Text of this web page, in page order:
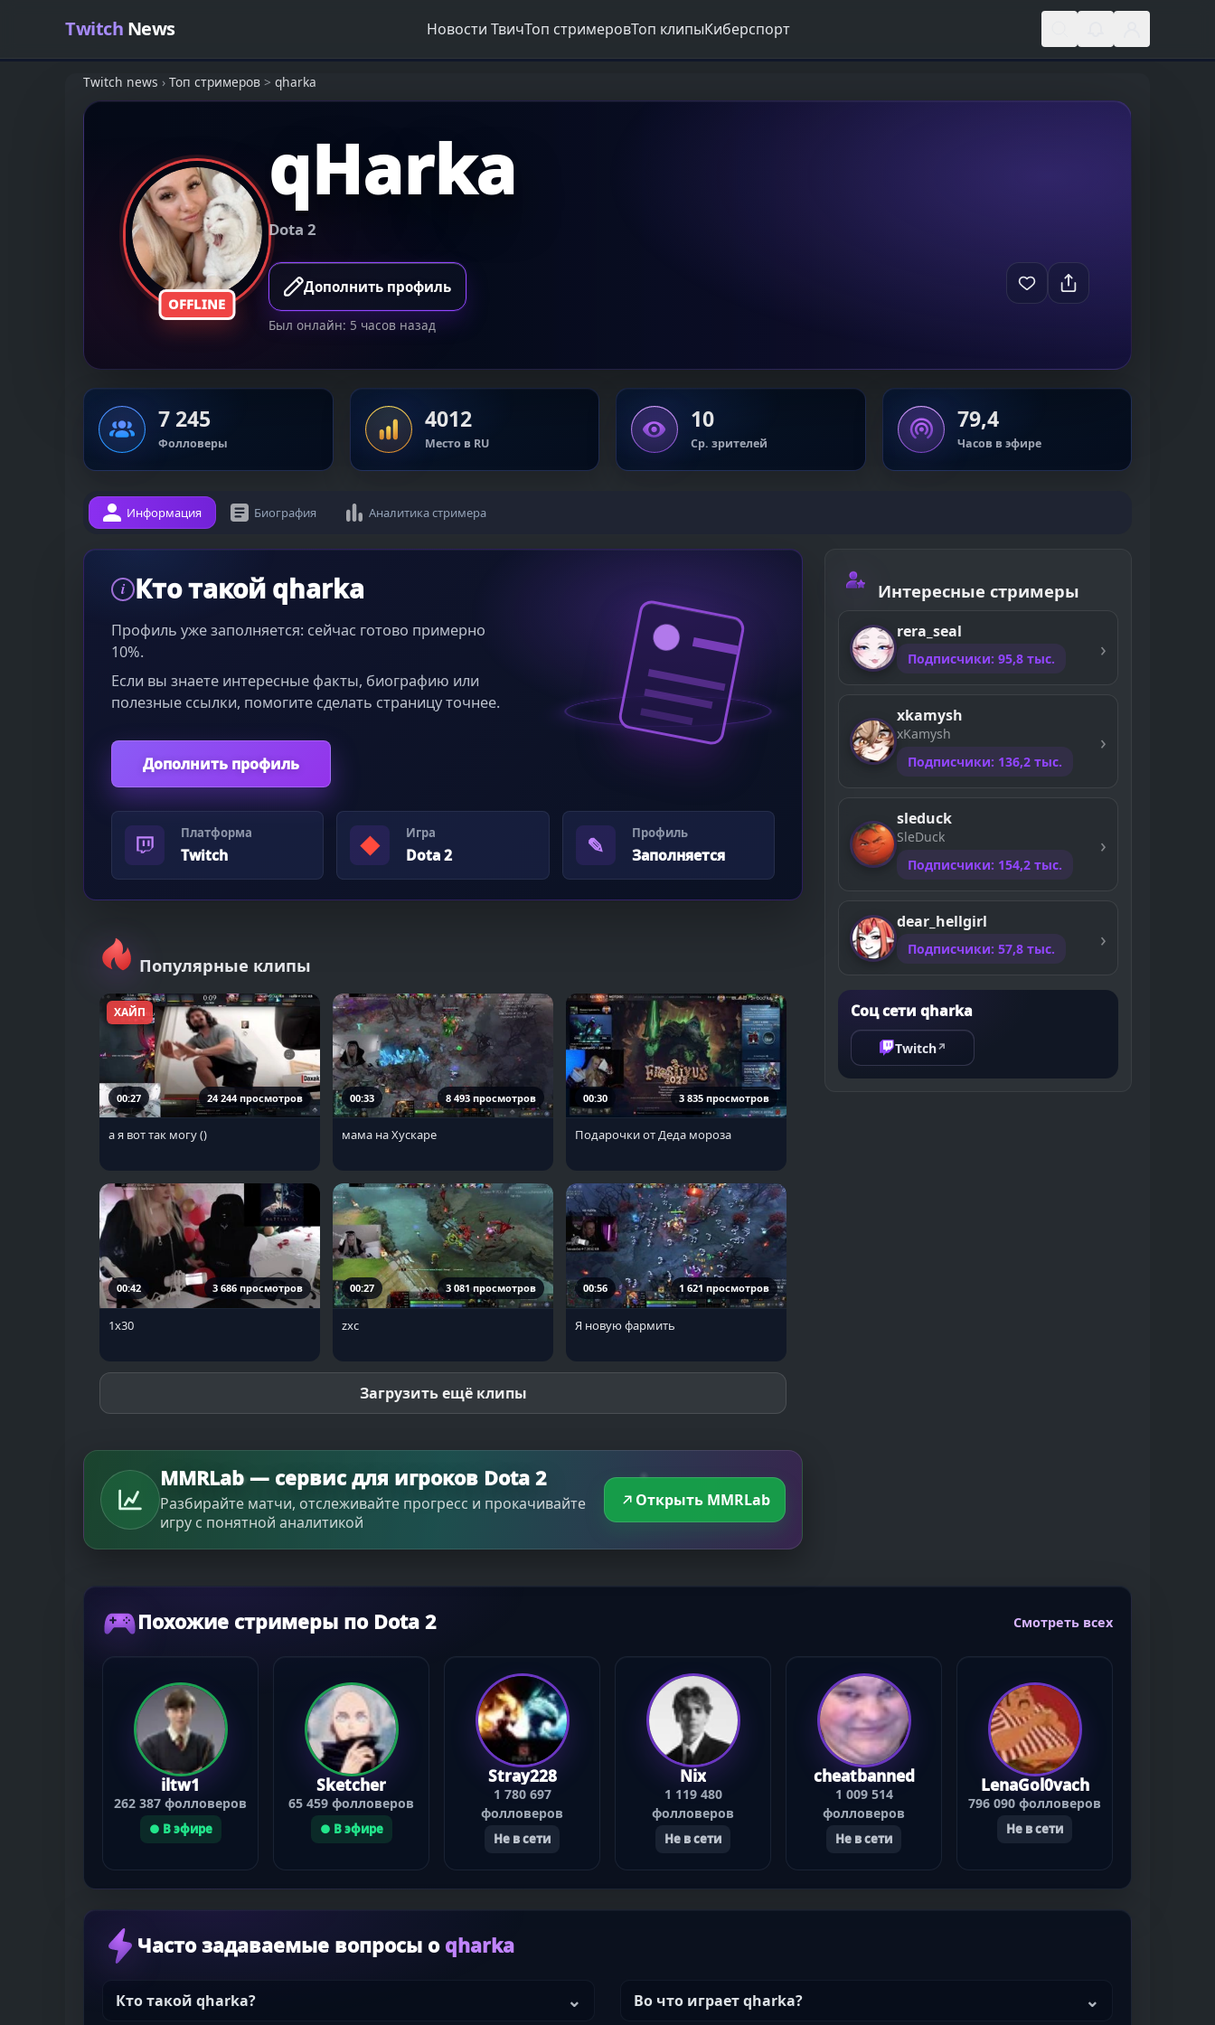
Twitch News Новости ТвичТоп стримеровТоп клипыКиберспорт
Twitch news › Топ стримеров > qharka
OFFLINE
qHarka
Dota 2
Дополнить профиль
Был онлайн: 5 часов назад
7 245
Фолловеры
4012
Место в RU
10
Ср. зрителей
79,4
Часов в эфире
Информация Биография Аналитика стримера
i Кто такой qharka
Профиль уже заполняется: сейчас готово примерно
10%.
Если вы знаете интересные факты, биографию или
полезные ссылки, помогите сделать страницу точнее.
Дополнить профиль
Платформа
Twitch ◆ Игра
Dota 2 ✎ Профиль
Заполняется
Популярные клипы
ХАЙП
00:27 24 244 просмотров
а я вот так могу ()
00:33 8 493 просмотров
мама на Хускаре
00:30 3 835 просмотров
Подарочки от Деда мороза
00:42 3 686 просмотров
1х30
00:27 3 081 просмотров
zxc
00:56 1 621 просмотров
Я новую фармить
Загрузить ещё клипы
MMRLab — сервис для игроков Dota 2
Разбирайте матчи, отслеживайте прогресс и прокачивайте
игру с понятной аналитикой
Открыть MMRLab
Интересные стримеры
rera_seal
Подписчики: 95,8 тыс.
xkamysh
xKamysh
Подписчики: 136,2 тыс.
sleduck
SleDuck
Подписчики: 154,2 тыс.
dear_hellgirl
Подписчики: 57,8 тыс.
Соц сети qharka
Twitch↗
Похожие стримеры по Dota 2 Смотреть всех
iltw1
262 387 фолловеров
● В эфире
Sketcher
65 459 фолловеров
● В эфире
Stray228
1 780 697
фолловеров
Не в сети
Nix
1 119 480
фолловеров
Не в сети
cheatbanned
1 009 514
фолловеров
Не в сети
LenaGol0vach
796 090 фолловеров
Не в сети
Часто задаваемые вопросы о qharka
Кто такой qharka? Во что играет qharka?